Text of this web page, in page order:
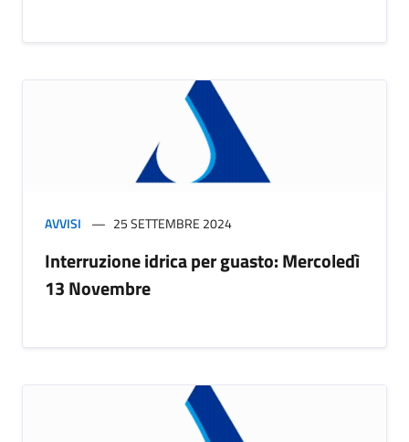
AVVISI 25 SETTEMBRE 2024
Interruzione idrica per guasto: Mercoledì
13 Novembre